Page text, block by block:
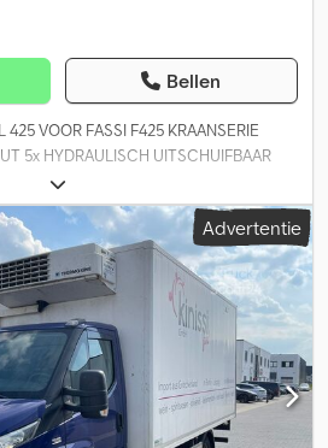
Bellen
425 VOOR FASSI F425 KRAANSERIE
5x HYDRAULISCH UITSCHUIFBAAR
STAAL VOOR DUURZAAMHEID EN
COMPATIBELE
MET DE
EN UITRUSTING VAN FASSI VOOR
VOOR EXTRA VEILIGHEID Cedpjxqd R
Advertentie